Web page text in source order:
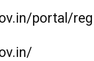
portal/